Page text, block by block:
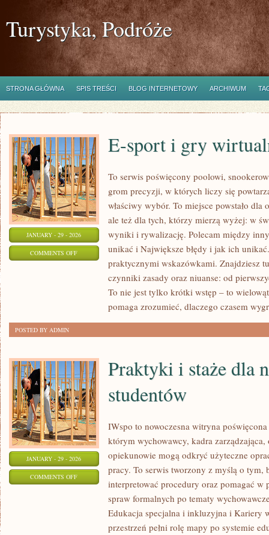
Turystyka, Podróże
STRONA GŁÓWNA SPIS TREŚCI BLOG INTERNETOWY ARCHIWUM
JANUARY - 29 - 2026
COMMENTS OFFON
E-sport i gry
To serwis poświęcony poolowi,
grom precyzji, w których liczy się
właściwy wybór. To miejsce powstało
ale też dla tych, którzy mierzą wyżej: w
wyniki i rywalizację. Polecam między
unikać i Największe błędy i jak ich
praktycznymi wskazówkami. Znajdziesz
czynniki zasady oraz niuanse: od
To nie jest tylko krótki wstęp – to
pomaga zrozumieć, dlaczego czasem
POSTED BY ADMIN
JANUARY - 29 - 2026
COMMENTS OFFON
Praktyki i staże dla
studentów
IWspo to nowoczesna witryna
którym wychowawcy, kadra
opiekunowie mogą odkryć użyteczne
pracy. To serwis tworzony z myślą o tym,
interpretować procedury oraz pomagać
spraw formalnych po tematy
Edukacja specjalna i inkluzyjna i Kariery
przestrzeń pełni rolę mapy po systemie